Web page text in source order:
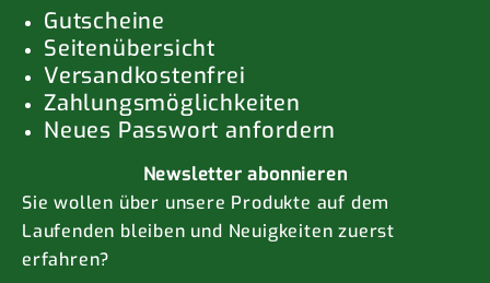
Gutscheine
Seitenübersicht
Versandkostenfrei
Zahlungsmöglichkeiten
Neues Passwort anfordern
Newsletter abonnieren
Sie wollen über unsere Produkte auf dem
Laufenden bleiben und Neuigkeiten zuerst
erfahren?